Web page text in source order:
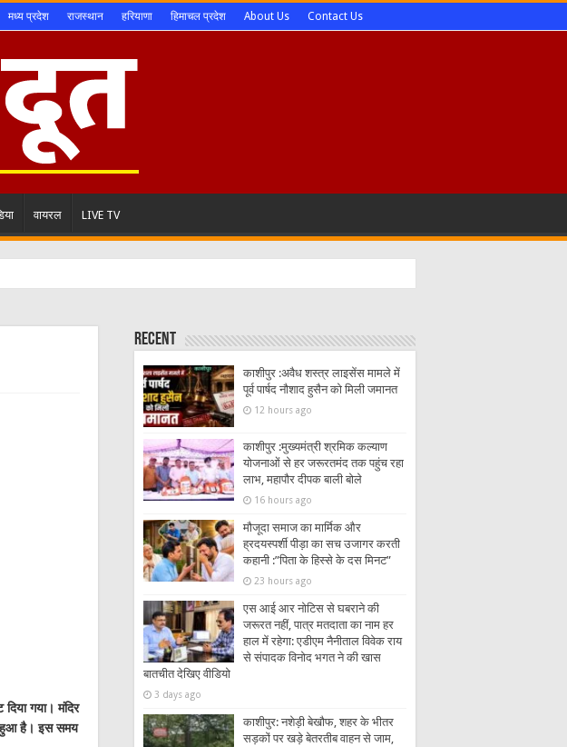
मध्य प्रदेश राजस्थान हरियाणा हिमाचल प्रदेश About Us Contact Us
वायरल LIVE TV
गया। मंदिर
हुआ है। इस समय
Recent
काशीपुर :अवैध शस्त्र लाइसेंस मामले में
पूर्व पार्षद नौशाद हुसैन को मिली जमानत
12 hours ago
काशीपुर :मुख्यमंत्री श्रमिक कल्याण
योजनाओं से हर जरूरतमंद तक पहुंच रहा
लाभ, महापौर दीपक बाली बोले
16 hours ago
मौजूदा समाज का मार्मिक और
ह्रदयस्पर्शी पीड़ा का सच उजागर करती
कहानी :”पिता के हिस्से के दस मिनट”
23 hours ago
एस आई आर नोटिस से घबराने की
जरूरत नहीं, पात्र मतदाता का नाम हर
हाल में रहेगा: एडीएम नैनीताल विवेक राय
से संपादक विनोद भगत ने की खास
बातचीत देखिए वीडियो
3 days ago
काशीपुर: नशेड़ी बेखौफ, शहर के भीतर
सड़कों पर खड़े बेतरतीब वाहन से जाम,